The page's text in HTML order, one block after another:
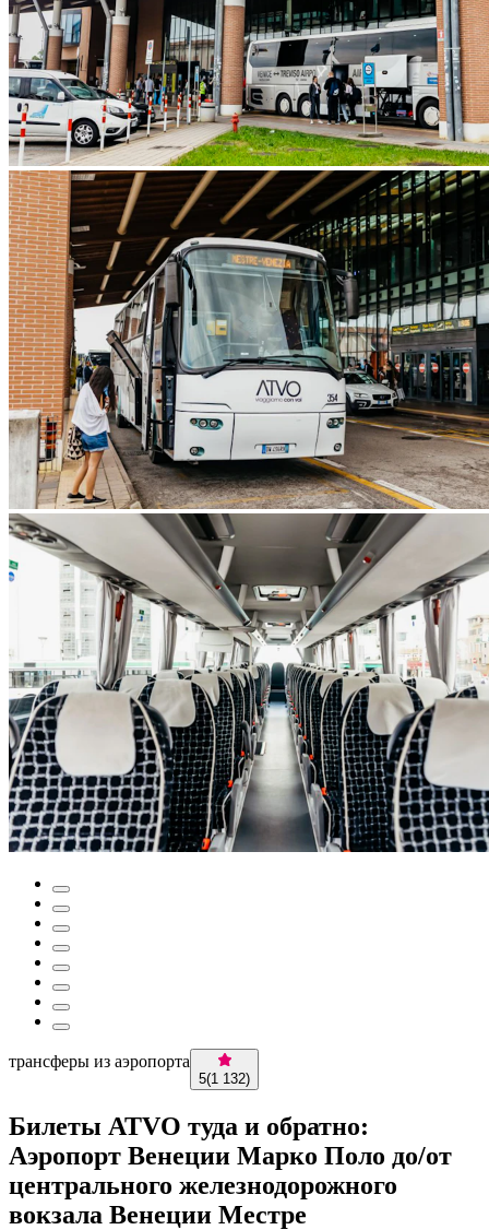
трансферы из аэропорта
5(1 132)
Билеты ATVO туда и обратно:
Аэропорт Венеции Марко Поло до/от
центрального железнодорожного
вокзала Венеции Местре